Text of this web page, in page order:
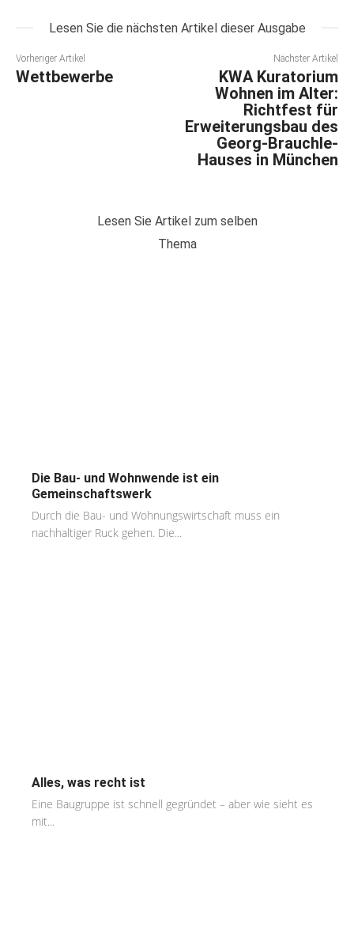
Lesen Sie die nächsten Artikel dieser Ausgabe
Vorheriger Artikel
Wettbewerbe
Nächster Artikel
KWA Kuratorium
Wohnen im Alter:
Richtfest für
Erweiterungsbau des
Georg-Brauchle-
Hauses in München
Lesen Sie Artikel zum selben
Thema
Die Bau- und Wohnwende ist ein
Gemeinschaftswerk
Durch die Bau- und Wohnungswirtschaft muss ein
nachhaltiger Ruck gehen. Die...
Alles, was recht ist
Eine Baugruppe ist schnell gegründet – aber wie sieht es
mit...